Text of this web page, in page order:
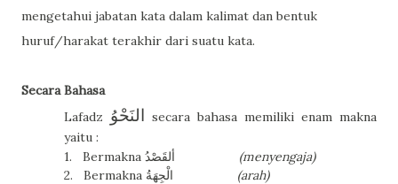
mengetahui jabatan kata dalam kalimat dan bentuk
huruf/harakat terakhir dari suatu kata.
Secara Bahasa
Lafadz النَحْوُ secara bahasa memiliki enam makna
yaitu :
1.
Bermakna ألقَصْدُ
(menyengaja)
2.
Bermakna الْجِهَةُ
(arah)